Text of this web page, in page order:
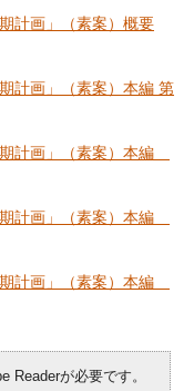
計画」（素案）概要
計画」（素案）本編 第
期計画」（素案）本編
期計画」（素案）本編
期計画」（素案）本編
Readerが必要です。